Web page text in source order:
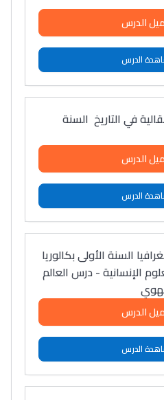
الدرس
الدرس
في التاريخ السنة
الدرس
الدرس
السنة الأولى بكالوريا
الإنسانية - درس العالم
الدرس
الدرس